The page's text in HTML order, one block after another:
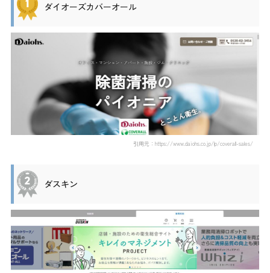
ダイオーズカバーオール
引用元：https://www.daiohs.co.jp/lp/coverall-sales/
ダスキン